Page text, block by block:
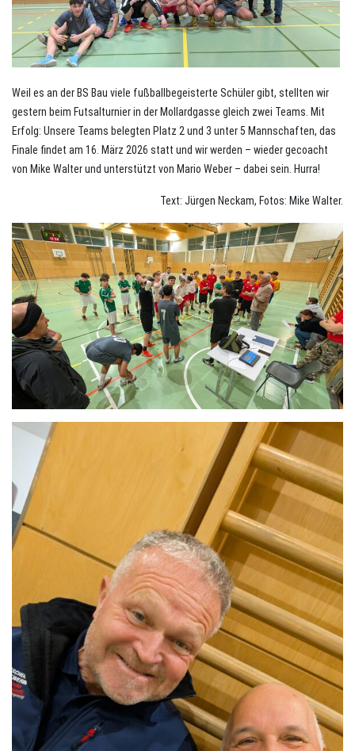
Weil es an der BS Bau viele fußballbegeisterte Schüler gibt, stellten wir
gestern beim Futsalturnier in der Mollardgasse gleich zwei Teams. Mit
Erfolg: Unsere Teams belegten Platz 2 und 3 unter 5 Mannschaften, das
Finale findet am 16. März 2026 statt und wir werden – wieder gecoacht
von Mike Walter und unterstützt von Mario Weber – dabei sein. Hurra!
Text: Jürgen Neckam, Fotos: Mike Walter.